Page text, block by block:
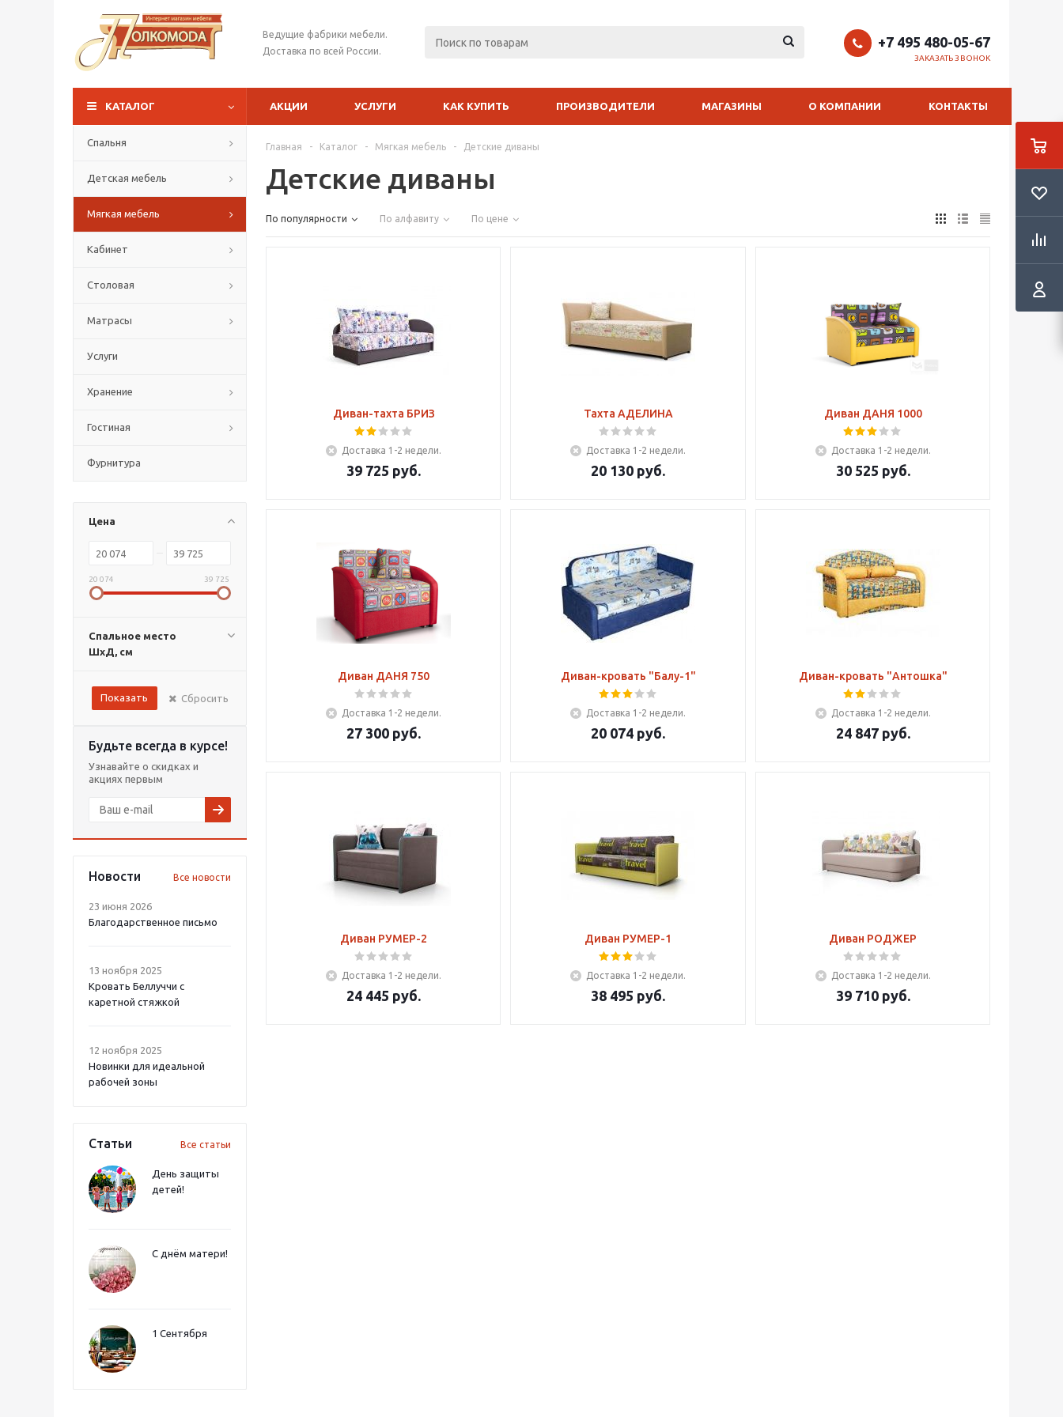
Ведущие фабрики мебели.
Доставка по всей России.
+7 495 480-05-67
ЗАКАЗАТЬ ЗВОНОК
КАТАЛОГ АКЦИИ УСЛУГИ КАК КУПИТЬ ПРОИЗВОДИТЕЛИ МАГАЗИНЫ О КОМПАНИИ КОНТАКТЫ
Спальня
Детская мебель
Мягкая мебель
Кабинет
Столовая
Матрасы
Услуги
Хранение
Гостиная
Фурнитура
Цена
20 074 39 725
Спальное место
ШхД, см
Показать Сбросить
Будьте всегда в курсе!
Узнавайте о скидках и
акциях первым
Новости Все новости
23 июня 2026
Благодарственное письмо
13 ноября 2025
Кровать Беллуччи с
каретной стяжкой
12 ноября 2025
Новинки для идеальной
рабочей зоны
Статьи Все статьи
День защиты
детей!
С днём матери!
1 Сентября
Главная - Каталог - Мягкая мебель - Детские диваны
Детские диваны
По популярности По алфавиту По цене
Диван-тахта БРИЗ
Доставка 1-2 недели.
39 725 руб.
Тахта АДЕЛИНА
Доставка 1-2 недели.
20 130 руб.
Диван ДАНЯ 1000
Доставка 1-2 недели.
30 525 руб.
Диван ДАНЯ 750
Доставка 1-2 недели.
27 300 руб.
Диван-кровать "Балу-1"
Доставка 1-2 недели.
20 074 руб.
Диван-кровать "Антошка"
Доставка 1-2 недели.
24 847руб.
Диван РУМЕР-2
Доставка 1-2 недели.
24 445 руб.
Диван РУМЕР-1
Доставка 1-2 недели.
38 495 руб.
Диван РОДЖЕР
Доставка 1-2 недели.
39 710руб.